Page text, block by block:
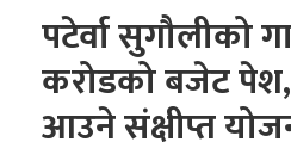
पटेर्वा सुगौलीको
करोडको बजेट
आउने संक्षीप्त